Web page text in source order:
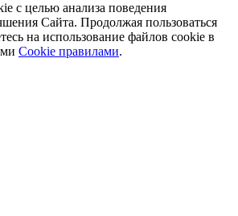
с целью анализа поведения
Сайта. Продолжая пользоваться
на использование файлов cookie в
Cookiе правилами.